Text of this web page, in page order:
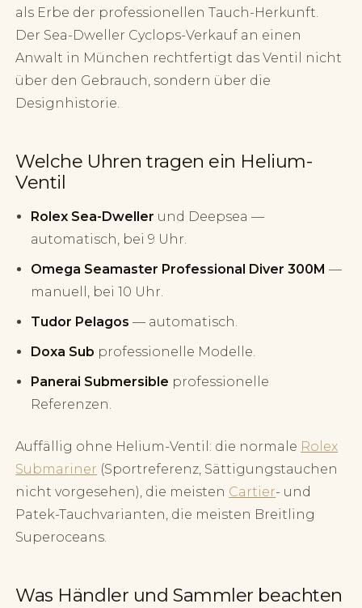
als Erbe der professionellen Tauch-Herkunft.
Der Sea-Dweller Cyclops-Verkauf an einen
Anwalt in München rechtfertigt das Ventil nicht
über den Gebrauch, sondern über die
Designhistorie.
Welche Uhren tragen ein Helium-
Ventil
Rolex Sea-Dweller und Deepsea —
automatisch, bei 9 Uhr.
Omega Seamaster Professional Diver 300M —
manuell, bei 10 Uhr.
Tudor Pelagos — automatisch.
Doxa Sub professionelle Modelle.
Panerai Submersible professionelle
Referenzen.
Auffällig ohne Helium-Ventil: die normale Rolex
Submariner (Sportreferenz, Sättigungstauchen
nicht vorgesehen), die meisten Cartier- und
Patek-Tauchvarianten, die meisten Breitling
Superoceans.
Was Händler und Sammler beachten